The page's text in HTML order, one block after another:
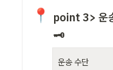
📍
point 3> 운
🗝️
운송 수단